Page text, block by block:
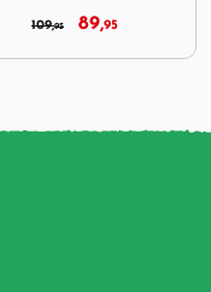
44,95 39,95